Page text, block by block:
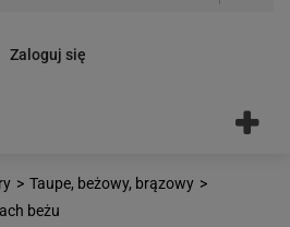
Zaloguj się
> Taupe, beżowy, brązowy >
beżu